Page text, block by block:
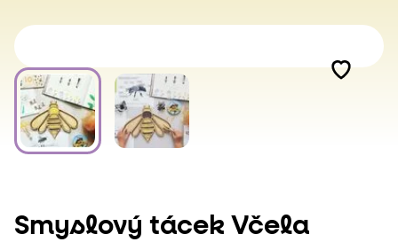
Smyslový tácek Včela